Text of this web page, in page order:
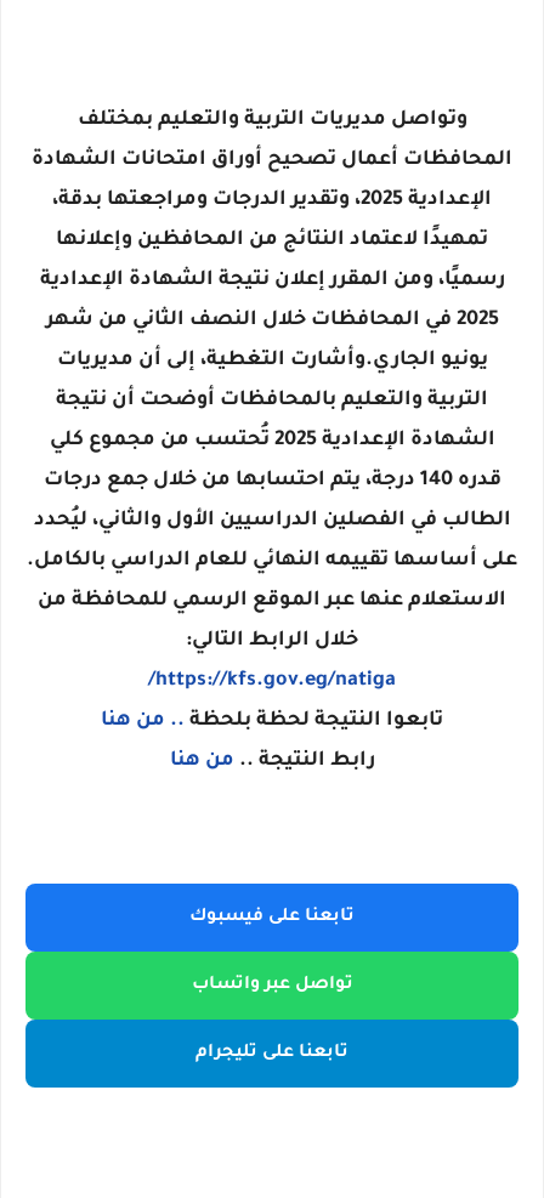
وتواصل مديريات التربية والتعليم بمختلف
المحافظات أعمال تصحيح أوراق امتحانات الشهادة
الإعدادية 2025، وتقدير الدرجات ومراجعتها بدقة،
تمهيدًا لاعتماد النتائج من المحافظين وإعلانها
رسميًا، ومن المقرر إعلان نتيجة الشهادة الإعدادية
2025 في المحافظات خلال النصف الثاني من شهر
يونيو الجاري.وأشارت التغطية، إلى أن مديريات
التربية والتعليم بالمحافظات أوضحت أن نتيجة
الشهادة الإعدادية 2025 تُحتسب من مجموع كلي
قدره 140 درجة، يتم احتسابها من خلال جمع درجات
الطالب في الفصلين الدراسيين الأول والثاني، ليُحدد
على أساسها تقييمه النهائي للعام الدراسي بالكامل.
الاستعلام عنها عبر الموقع الرسمي للمحافظة من
خلال الرابط التالي:
https://kfs.gov.eg/natiga/
تابعوا النتيجة لحظة بلحظة .. من هنا
رابط النتيجة .. من هنا
تابعنا على فيسبوك
تواصل عبر واتساب
تابعنا على تليجرام